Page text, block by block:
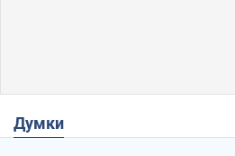
Думки